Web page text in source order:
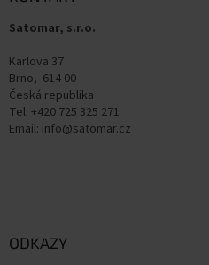
Satomar, s.r.o.
Karlova 37
Brno, 614 00
Česká republika
Tel: +420 725 325 271
Email: info@satomar.cz
ODKAZY